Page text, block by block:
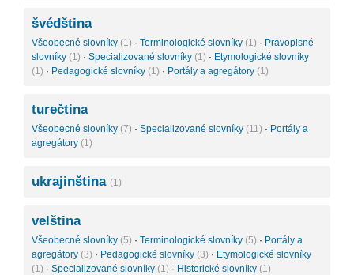
švédština
Všeobecné slovníky (1) · Terminologické slovníky (1) · Pravopisné
slovníky (1) · Specializované slovníky (1) · Etymologické slovníky
(1) · Pedagogické slovníky (1) · Portály a agregátory (1)
turečtina
Všeobecné slovníky (7) · Specializované slovníky (11) · Portály a
agregátory (1)
ukrajinština (1)
velština
Všeobecné slovníky (5) · Terminologické slovníky (5) · Portály a
agregátory (3) · Pedagogické slovníky (3) · Etymologické slovníky
(1) · Specializované slovníky (1) · Historické slovníky (1)